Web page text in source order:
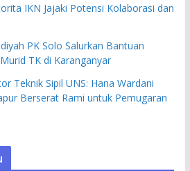
IKN Jajaki Potensi Kolaborasi dan
PK Solo Salurkan Bantuan
TK di Karanganyar
Teknik Sipil UNS: Hana Wardani
Berserat Rami untuk Pemugaran